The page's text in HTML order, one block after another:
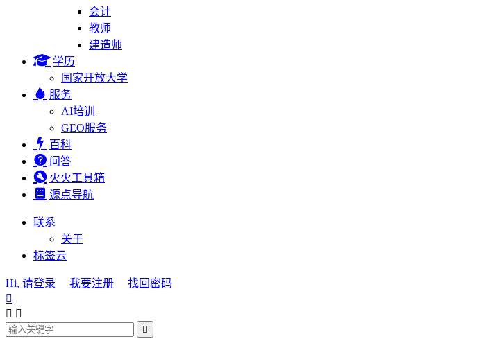
会计
教师
建造师
学历
国家开放大学
服务
AI培训
GEO服务
百科
问答
火火工具箱
源点导航
联系
关于
标签云
Hi, 请登录 我要注册
找回密码

 
